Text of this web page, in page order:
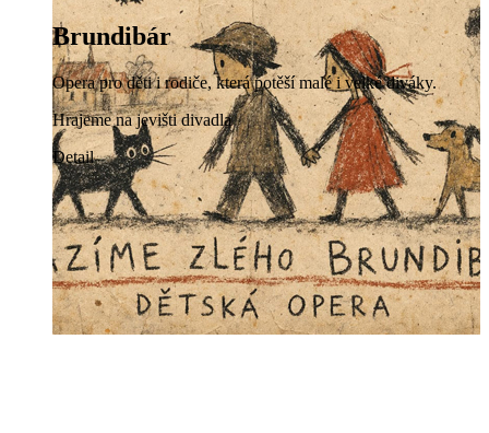
Brundibár
Opera pro děti i rodiče, která potěší malé i velké diváky.
Hrajeme na jevišti divadla
Detail